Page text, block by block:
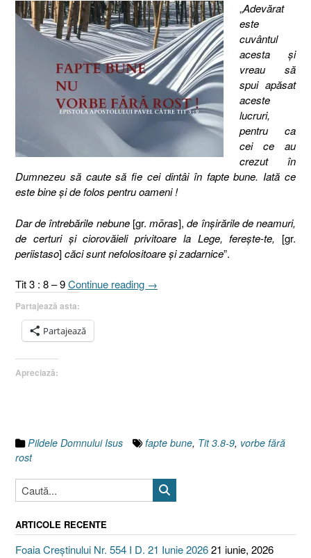
„Adevărat
este
cuvântul
acesta şi
vreau să
spui apăsat
aceste
lucruri,
pentru ca
cei ce au
crezut în
Dumnezeu să caute să fie cei dintâi în fapte bune. Iată ce
este bine şi de folos pentru oameni !
Dar de întrebările nebune[gr.mōras],de înşirările de neamuri,
de certuri şi ciorovăieli privitoare la Lege, fereşte-te, [gr.
periistaso]căci sunt nefolositoare şi zadarnice”.
Tit 3 : 8 – 9Continue reading „Pilda
bune
nu
fără
rost
→
Partajează asta:
Partajează
Apreciază:
Pildele Domnului Isus fapte bune, Tit 3.8-9, vorbe fără
rost
ARTICOLE RECENTE
Foaia Creștinului Nr. 554 I D. 21 Iunie 202621 iunie, 2026